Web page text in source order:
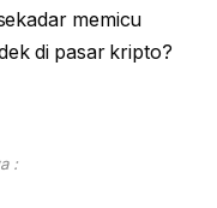
memicu
di pasar kripto?
: